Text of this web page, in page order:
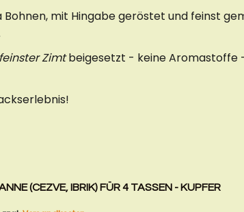
mit Hingabe geröstet und feinst
feinster Zimtbeigesetzt - keine Aromastoffe
(CEZVE, IBRIK) FÜR 4 TASSEN - KUPFER